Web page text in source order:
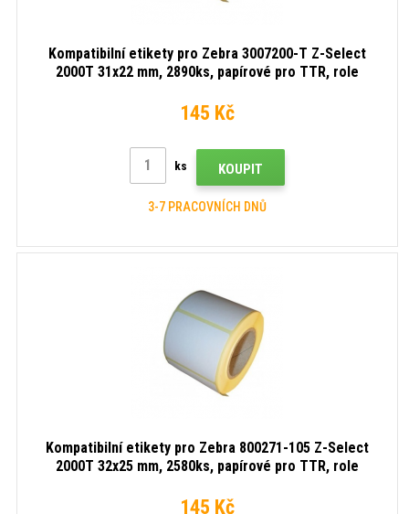
Kompatibilní etikety pro Zebra 3007200-T Z-Select
2000T 31x22 mm, 2890ks, papírové pro TTR, role
145 Kč
ks KOUPIT
3-7 PRACOVNÍCH DNŮ
Kompatibilní etikety pro Zebra 800271-105 Z-Select
2000T 32x25 mm, 2580ks, papírové pro TTR, role
145 Kč